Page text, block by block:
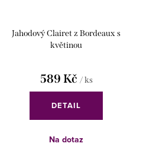
Jahodový Clairet z Bordeaux s
květinou
589 Kč / ks
DETAIL
Na dotaz